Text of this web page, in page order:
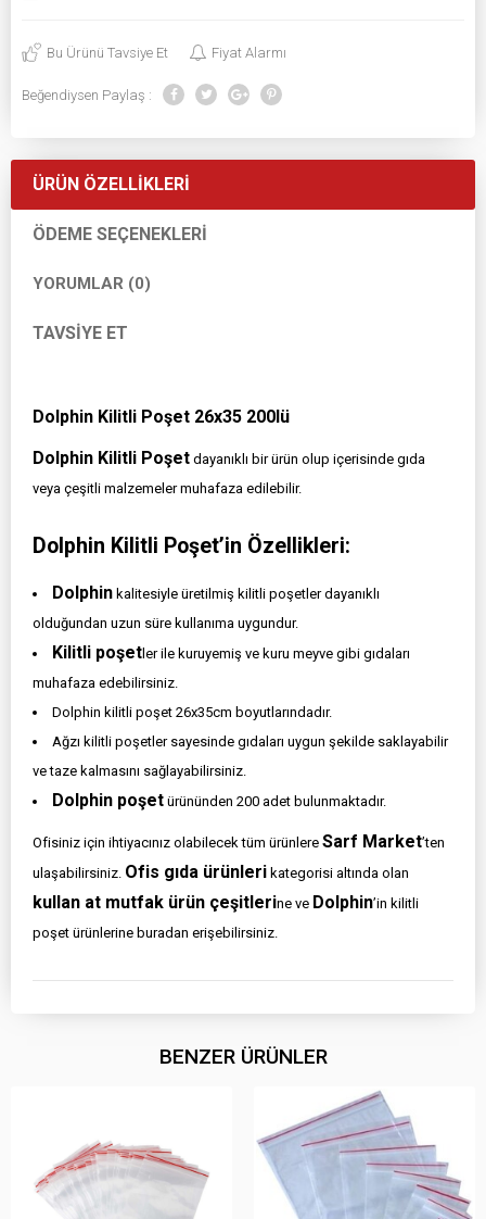
Bu Ürünü Tavsiye Et Fiyat Alarmı
Beğendiysen Paylaş :
ÜRÜN ÖZELLIKLERI
ÖDEME SEÇENEKLERI
YORUMLAR (0)
TAVSIYE ET
Dolphin Kilitli Poşet 26x35 200lü
Dolphin Kilitli Poşet dayanıklı bir ürün olup içerisinde gıda
veya çeşitli malzemeler muhafaza edilebilir.
Dolphin Kilitli Poşet’in Özellikleri:
Dolphin kalitesiyle üretilmiş kilitli poşetler dayanıklı
olduğundan uzun süre kullanıma uygundur.
Kilitli poşet ler ile kuruyemiş ve kuru meyve gibi gıdaları
muhafaza edebilirsiniz.
Dolphin kilitli poşet 26x35cm boyutlarındadır.
Ağzı kilitli poşetler sayesinde gıdaları uygun şekilde saklayabilir
ve taze kalmasını sağlayabilirsiniz.
Dolphin poşet ürününden 200 adet bulunmaktadır.
Ofisiniz için ihtiyacınız olabilecek tüm ürünlere Sarf Market’ten
ulaşabilirsiniz. Ofis gıda ürünleri kategorisi altında olan
kullan at mutfak ürün çeşitlerine ve Dolphin’in kilitli
poşet ürünlerine buradan erişebilirsiniz.
BENZER ÜRÜNLER